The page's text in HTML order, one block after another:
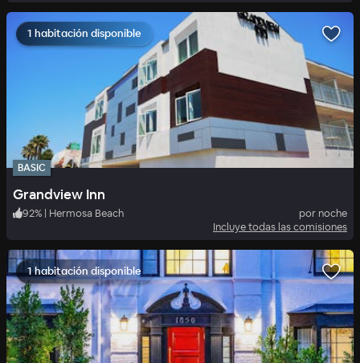
1 habitación disponible
BASIC
Grandview Inn
92% | Hermosa Beach
por noche
Incluye todas las comisiones
1 habitación disponible